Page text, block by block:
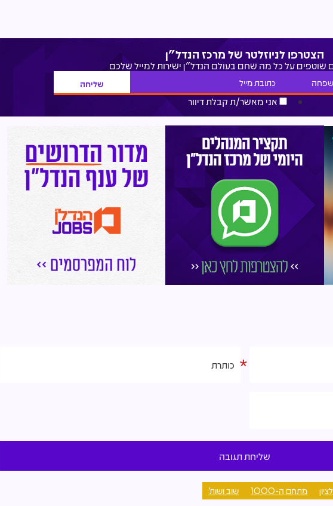
הצטרפו לניוזלטר של מרכז הנדל"ן
שוטפים על כל מה שחם בעולם הנדל"ן ישירות למייל שלכם
אני מאשר/ת קבלת דיוור
מתחם ה-1000 שוב ושות'